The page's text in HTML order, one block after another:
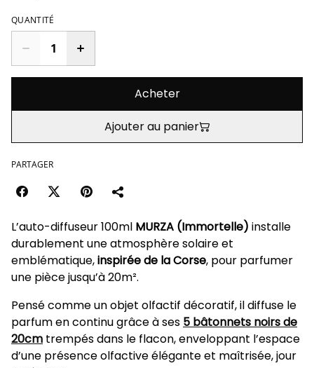
QUANTITÉ
Acheter
Ajouter au panier
PARTAGER
L’auto-diffuseur 100ml MURZA (Immortelle) installe
durablement une atmosphère solaire et
emblématique,inspirée de la Corse, pour parfumer
une pièce jusqu’à 20m².
Pensé comme un objet olfactif décoratif, il diffuse le
parfum en continu grâce à ses 5 bâtonnets noirs de
20cm trempés dans le flacon, enveloppant l’espace
d’une présence olfactive élégante et maîtrisée, jour